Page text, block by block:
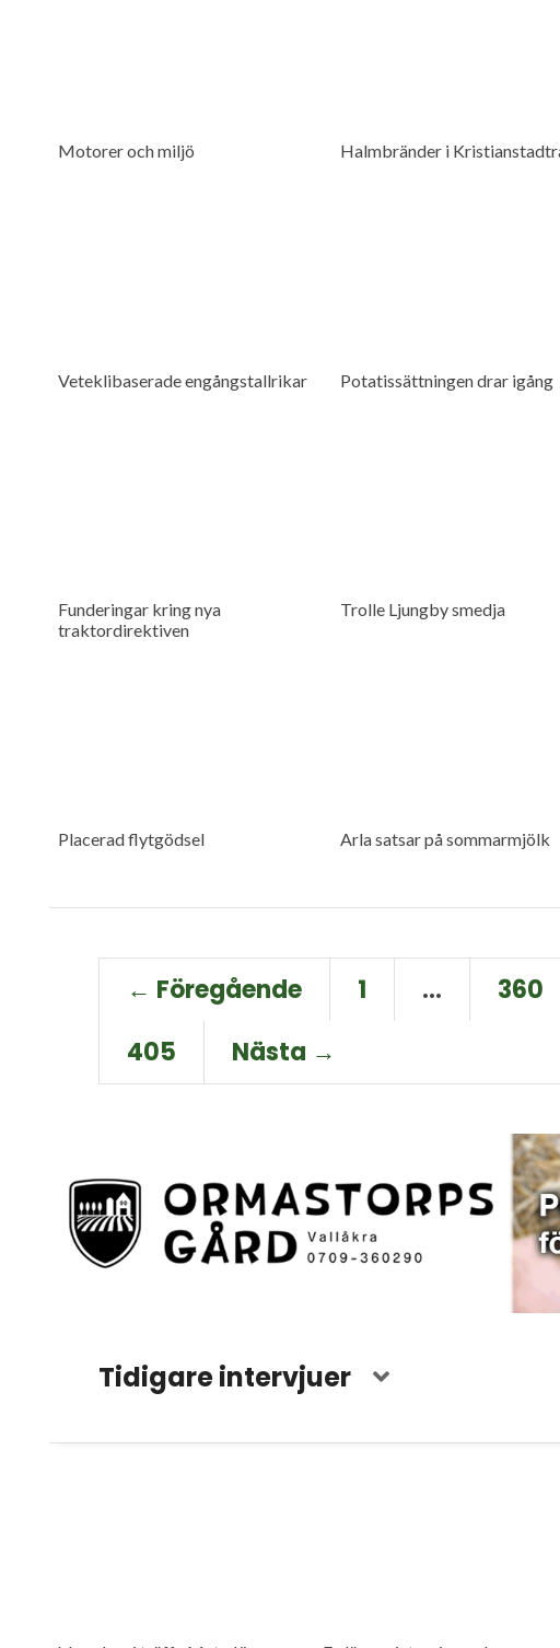
Motorer och miljö Halmbränder i
Veteklibaserade engångstallrikar Potatissättningen drar igång
Funderingar kring nya
traktordirektiven
Trolle Ljungby smedja
Placerad flytgödsel Arla satsar på sommarmjölk
← Föregående 1 … 360
405
Nästa →
Tidigare intervjuer